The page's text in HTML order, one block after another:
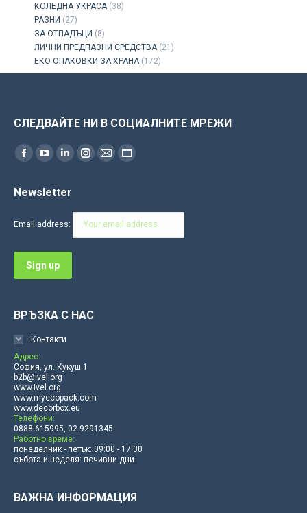
КОЛЕДНА УКРАСА (38)
РАЗНИ (27)
ЗА ОТПАДЪЦИ (8)
ЛИЧНИ ПРЕДПАЗНИ СРЕДСТВА (21)
ЕКО ОПАКОВКИ ЗА ХРАНА (172)
СЛЕДВАЙТЕ НИ В СОЦИАЛНИТЕ МРЕЖИ
Find us on:
Facebook
opens
window
YouTube
opens
window
Linkedin
opens
window
Instagram
in
Mail
in
Website
in
Newsletter
Email address:
ВРЪЗКА С НАС
Контакти
Адрес:
София, ул. Кукуш 1
b2b@ivel.org
www.ivel.org
www.myecopack.com
www.decorbox.eu
Телефони:
0888 615995, 02 9291345
Работно време:
понеделник - петък: 09:00 - 17:30
събота и неделя: почивни дни
ВАЖНА ИНФОРМАЦИЯ